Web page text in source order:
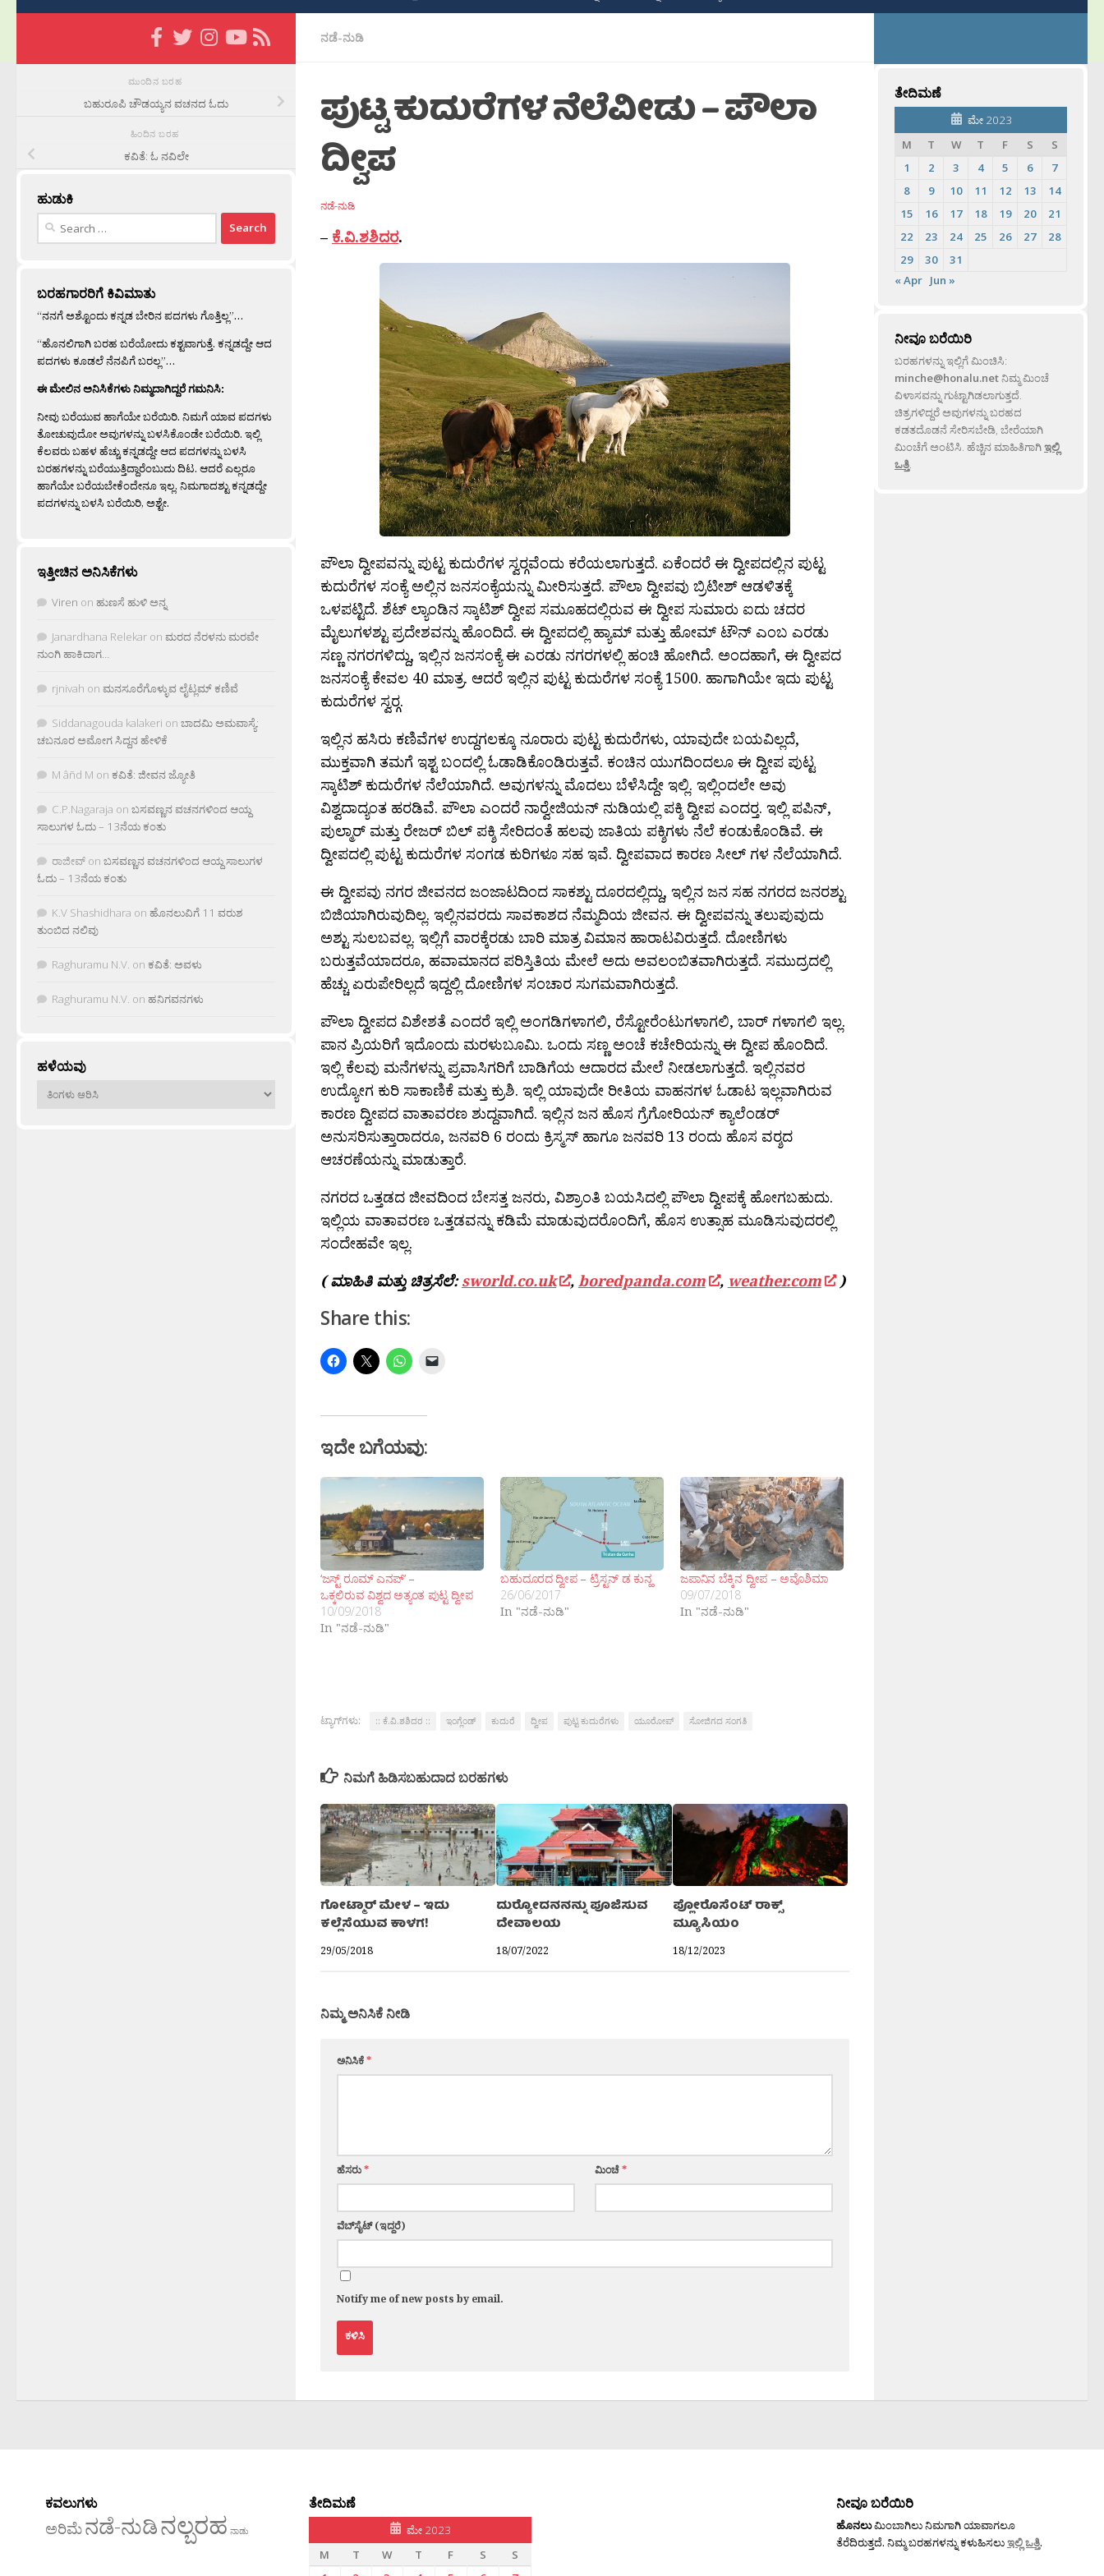
ನಡೆ-ನುಡಿ
ಪುಟ್ಟ ಕುದುರೆಗಳ ನೆಲೆವೀಡು – ಪೌಲಾ
ದ್ವೀಪ
ನಡೆ-ನುಡಿ
– ಕೆ.ವಿ.ಶಶಿದರ.
ಪೌಲಾ ದ್ವೀಪವನ್ನು ಪುಟ್ಟ ಕುದುರೆಗಳ ಸ್ವರ‍್ಗವೆಂದು ಕರೆಯಲಾಗುತ್ತದೆ. ಏಕೆಂದರೆ ಈ ದ್ವೀಪದಲ್ಲಿನ ಪುಟ್ಟ
ಕುದುರೆಗಳ ಸಂಕ್ಯೆ ಅಲ್ಲಿನ ಜನಸಂಕ್ಯೆಯನ್ನು ಮೀರಿಸುತ್ತದೆ. ಪೌಲಾ ದ್ವೀಪವು ಬ್ರಿಟೀಶ್ ಆಡಳಿತಕ್ಕೆ
ಒಳಪಟ್ಟಿದೆ. ಶೆಟ್ ಲ್ಯಾಂಡಿನ ಸ್ಕಾಟಿಶ್ ದ್ವೀಪ ಸಮೂಹದಲ್ಲಿರುವ ಈ ದ್ವೀಪ ಸುಮಾರು ಐದು ಚದರ
ಮೈಲುಗಳಶ್ಟು ಪ್ರದೇಶವನ್ನು ಹೊಂದಿದೆ. ಈ ದ್ವೀಪದಲ್ಲಿ ಹ್ಯಾಮ್ ಮತ್ತು ಹೋಮ್ ಟೌನ್ ಎಂಬ ಎರಡು
ಸಣ್ಣ ನಗರಗಳಿದ್ದು, ಇಲ್ಲಿನ ಜನಸಂಕ್ಯೆ ಈ ಎರಡು ನಗರಗಳಲ್ಲಿ ಹಂಚಿ ಹೋಗಿದೆ. ಅಂದಹಾಗೆ, ಈ ದ್ವೀಪದ
ಜನಸಂಕ್ಯೆ ಕೇವಲ 40 ಮಾತ್ರ. ಆದರೆ ಇಲ್ಲಿನ ಪುಟ್ಟ ಕುದುರೆಗಳ ಸಂಕ್ಯೆ 1500. ಹಾಗಾಗಿಯೇ ಇದು ಪುಟ್ಟ
ಕುದುರೆಗಳ ಸ್ವರ‍್ಗ.
ಇಲ್ಲಿನ ಹಸಿರು ಕಣಿವೆಗಳ ಉದ್ದಗಲಕ್ಕೂ ನೂರಾರು ಪುಟ್ಟ ಕುದುರೆಗಳು, ಯಾವುದೇ ಬಯವಿಲ್ಲದೆ,
ಮುಕ್ತವಾಗಿ ತಮಗೆ ಇಶ್ಟ ಬಂದಲ್ಲಿ ಓಡಾಡಿಕೊಂಡಿರುತ್ತವೆ. ಕಂಚಿನ ಯುಗದಿಂದಲೂ ಈ ದ್ವೀಪ ಪುಟ್ಟ
ಸ್ಕಾಟಿಶ್ ಕುದುರೆಗಳ ನೆಲೆಯಾಗಿದೆ. ಅವುಗಳನ್ನು ಮೊದಲು ಬೆಳೆಸಿದ್ದೇ ಇಲ್ಲಿ. ಇಲ್ಲಿಂದಲೇ ಅವು
ವಿಶ್ವದಾದ್ಯಂತ ಹರಡಿವೆ. ಪೌಲಾ ಎಂದರೆ ನಾರ‍್ವೇಜಿಯನ್ ನುಡಿಯಲ್ಲಿ ಪಕ್ಶಿ ದ್ವೀಪ ಎಂದರ‍್ತ. ಇಲ್ಲಿ ಪಪಿನ್,
ಪುಲ್ಮಾರ್ ಮತ್ತು ರೇಜರ್ ಬಿಲ್ ಪಕ್ಶಿ ಸೇರಿದಂತೆ ಹಲವು ಜಾತಿಯ ಪಕ್ಶಿಗಳು ನೆಲೆ ಕಂಡುಕೊಂಡಿವೆ. ಈ
ದ್ವೀಪದಲ್ಲಿ ಪುಟ್ಟ ಕುದುರೆಗಳ ಸಂಗಡ ಕುರಿಗಳೂ ಸಹ ಇವೆ. ದ್ವೀಪವಾದ ಕಾರಣ ಸೀಲ್ ಗಳ ನೆಲೆಯಾಗಿದೆ.
ಈ ದ್ವೀಪವು ನಗರ ಜೀವನದ ಜಂಜಾಟದಿಂದ ಸಾಕಶ್ಟು ದೂರದಲ್ಲಿದ್ದು, ಇಲ್ಲಿನ ಜನ ಸಹ ನಗರದ ಜನರಶ್ಟು
ಬಿಜಿಯಾಗಿರುವುದಿಲ್ಲ. ಇಲ್ಲಿನವರದು ಸಾವಕಾಶದ ನೆಮ್ಮದಿಯ ಜೀವನ. ಈ ದ್ವೀಪವನ್ನು ತಲುಪುವುದು
ಅಶ್ಟು ಸುಲಬವಲ್ಲ. ಇಲ್ಲಿಗೆ ವಾರಕ್ಕೆರಡು ಬಾರಿ ಮಾತ್ರ ವಿಮಾನ ಹಾರಾಟವಿರುತ್ತದೆ. ದೋಣಿಗಳು
ಬರುತ್ತವೆಯಾದರೂ, ಹವಾಮಾನದ ಪರಿಸ್ತಿತಿಯ ಮೇಲೆ ಅದು ಅವಲಂಬಿತವಾಗಿರುತ್ತದೆ. ಸಮುದ್ರದಲ್ಲಿ
ಹೆಚ್ಚು ಏರುಪೇರಿಲ್ಲದೆ ಇದ್ದಲ್ಲಿ ದೋಣಿಗಳ ಸಂಚಾರ ಸುಗಮವಾಗಿರುತ್ತದೆ.
ಪೌಲಾ ದ್ವೀಪದ ವಿಶೇಶತೆ ಎಂದರೆ ಇಲ್ಲಿ ಅಂಗಡಿಗಳಾಗಲಿ, ರೆಸ್ಟೋರೆಂಟುಗಳಾಗಲಿ, ಬಾರ್ ಗಳಾಗಲಿ ಇಲ್ಲ.
ಪಾನ ಪ್ರಿಯರಿಗೆ ಇದೊಂದು ಮರಳುಬೂಮಿ. ಒಂದು ಸಣ್ಣ ಅಂಚೆ ಕಚೇರಿಯನ್ನು ಈ ದ್ವೀಪ ಹೊಂದಿದೆ.
ಇಲ್ಲಿ ಕೆಲವು ಮನೆಗಳನ್ನು ಪ್ರವಾಸಿಗರಿಗೆ ಬಾಡಿಗೆಯ ಆದಾರದ ಮೇಲೆ ನೀಡಲಾಗುತ್ತದೆ. ಇಲ್ಲಿನವರ
ಉದ್ಯೋಗ ಕುರಿ ಸಾಕಾಣಿಕೆ ಮತ್ತು ಕ್ರುಶಿ. ಇಲ್ಲಿ ಯಾವುದೇ ರೀತಿಯ ವಾಹನಗಳ ಓಡಾಟ ಇಲ್ಲವಾಗಿರುವ
ಕಾರಣ ದ್ವೀಪದ ವಾತಾವರಣ ಶುದ್ದವಾಗಿದೆ. ಇಲ್ಲಿನ ಜನ ಹೊಸ ಗ್ರೆಗೋರಿಯನ್ ಕ್ಯಾಲೆಂಡರ್
ಅನುಸರಿಸುತ್ತಾರಾದರೂ, ಜನವರಿ 6 ರಂದು ಕ್ರಿಸ್ಮಸ್ ಹಾಗೂ ಜನವರಿ 13 ರಂದು ಹೊಸ ವರ‍್ಶದ
ಆಚರಣೆಯನ್ನು ಮಾಡುತ್ತಾರೆ.
ನಗರದ ಒತ್ತಡದ ಜೀವದಿಂದ ಬೇಸತ್ತ ಜನರು, ವಿಶ್ರಾಂತಿ ಬಯಸಿದಲ್ಲಿ ಪೌಲಾ ದ್ವೀಪಕ್ಕೆ ಹೋಗಬಹುದು.
ಇಲ್ಲಿಯ ವಾತಾವರಣ ಒತ್ತಡವನ್ನು ಕಡಿಮೆ ಮಾಡುವುದರೊಂದಿಗೆ, ಹೊಸ ಉತ್ಸಾಹ ಮೂಡಿಸುವುದರಲ್ಲಿ
ಸಂದೇಹವೇ ಇಲ್ಲ.
( ಮಾಹಿತಿ ಮತ್ತು ಚಿತ್ರಸೆಲೆ:sworld.co.uk , boredpanda.com , weather.com )
Share this:
ಇದೇ ಬಗೆಯವು:
‘ಜಸ್ಟ್ ರೂಮ್ ಎನಪ್’ –
ಒಕ್ಕಲಿರುವ ವಿಶ್ವದ ಅತ್ಯಂತ ಪುಟ್ಟ ದ್ವೀಪ
10/09/2018
In "ನಡೆ-ನುಡಿ"
ಬಹುದೂರದ ದ್ವೀಪ – ಟ್ರಿಸ್ಟನ್ ಡ ಕುನ್ಹ
26/06/2017
In "ನಡೆ-ನುಡಿ"
ಜಪಾನಿನ ಬೆಕ್ಕಿನ ದ್ವೀಪ – ಅವೊಶಿಮಾ
09/07/2018
In "ನಡೆ-ನುಡಿ"
ಟ್ಯಾಗ್‌ಗಳು: :: ಕೆ.ವಿ.ಶಶಿದರ :: ಇಂಗ್ಲೆಂಡ್ ಕುದುರೆ ದ್ವೀಪ ಪುಟ್ಟ ಕುದುರೆಗಳು ಯೂರೋಪ್ ಸೋಜಿಗದ ಸಂಗತಿ
ನಿಮಗೆ ಹಿಡಿಸಬಹುದಾದ ಬರಹಗಳು
ಗೋಟ್ಮಾರ್ ಮೇಳ – ಇದು
ಕಲ್ಲೆಸೆಯುವ ಕಾಳಗ!
29/05/2018
ದುರ‍್ಯೋದನನನ್ನು ಪೂಜಿಸುವ
ದೇವಾಲಯ
18/07/2022
ಪ್ಲೋರೊಸೆಂಟ್ ರಾಕ್ಸ್
ಮ್ಯೂಸಿಯಂ
18/12/2023
ನಿಮ್ಮ ಅನಿಸಿಕೆ ನೀಡಿ
ಅನಿಸಿಕೆ*
ಹೆಸರು* ಮಿಂಚೆ*
ವೆಬ್‌ಸೈಟ್ (ಇದ್ದರೆ)
Notify me of new posts by email.
ಮುಂದಿನ ಬರಹ
ಬಹುರೂಪಿ ಚೌಡಯ್ಯನ ವಚನದ ಓದು
ಹಿಂದಿನ ಬರಹ
ಕವಿತೆ: ಓ ನವಿಲೇ
ಹುಡುಕಿ
Search
ಬರಹಗಾರರಿಗೆ ಕಿವಿಮಾತು
“ನನಗೆ ಅಶ್ಟೊಂದು ಕನ್ನಡ ಬೇರಿನ ಪದಗಳು ಗೊತ್ತಿಲ್ಲ”…
“ಹೊನಲಿಗಾಗಿ ಬರಹ ಬರೆಯೋದು ಕಶ್ಟವಾಗುತ್ತೆ. ಕನ್ನಡದ್ದೇ ಆದ
ಪದಗಳು ಕೂಡಲೆ ನೆನಪಿಗೆ ಬರಲ್ಲ”…
ಈ ಮೇಲಿನ ಅನಿಸಿಕೆಗಳು ನಿಮ್ಮದಾಗಿದ್ದರೆ ಗಮನಿಸಿ:
ನೀವು ಬರೆಯುವ ಹಾಗೆಯೇ ಬರೆಯಿರಿ. ನಿಮಗೆ ಯಾವ ಪದಗಳು
ತೋಚುವುದೋ ಅವುಗಳನ್ನು ಬಳಸಿಕೊಂಡೇ ಬರೆಯಿರಿ. ಇಲ್ಲಿ
ಕೆಲವರು ಬಹಳ ಹೆಚ್ಚು ಕನ್ನಡದ್ದೇ ಆದ ಪದಗಳನ್ನು ಬಳಸಿ
ಬರಹಗಳನ್ನು ಬರೆಯುತ್ತಿದ್ದಾರೆಂಬುದು ದಿಟ. ಆದರೆ ಎಲ್ಲರೂ
ಹಾಗೆಯೇ ಬರೆಯಬೇಕೆಂದೇನೂ ಇಲ್ಲ. ನಿಮಗಾದಶ್ಟು ಕನ್ನಡದ್ದೇ
ಪದಗಳನ್ನು ಬಳಸಿ ಬರೆಯಿರಿ, ಅಶ್ಟೇ.
ಇತ್ತೀಚಿನ ಅನಿಸಿಕೆಗಳು
Viren on ಹುಣಸೆ ಹುಳಿ ಅನ್ನ
Janardhana Relekar on ಮರದ ನೆರಳನು ಮರವೇ
ನುಂಗಿ ಹಾಕಿದಾಗ…
rjnivah on ಮನಸೂರೆಗೊಳ್ಳುವ ಲೈಟ್ಲಮ್ ಕಣಿವೆ
Siddanagouda kalakeri on ಬಾದಮಿ ಅಮವಾಸ್ಯೆ:
ಚಬನೂರ ಅಮೋಗ ಸಿದ್ದನ ಹೇಳಿಕೆ
M âñd M on ಕವಿತೆ: ಜೀವನ ಜ್ಯೋತಿ
C.P.Nagaraja on ಬಸವಣ್ಣನ ವಚನಗಳಿಂದ ಆಯ್ದ
ಸಾಲುಗಳ ಓದು – 13ನೆಯ ಕಂತು
ರಾಜೀವ್ on ಬಸವಣ್ಣನ ವಚನಗಳಿಂದ ಆಯ್ದ ಸಾಲುಗಳ
ಓದು – 13ನೆಯ ಕಂತು
K.V Shashidhara on ಹೊನಲುವಿಗೆ 11 ವರುಶ
ತುಂಬಿದ ನಲಿವು
Raghuramu N.V. on ಕವಿತೆ: ಅವಳು
Raghuramu N.V. on ಹನಿಗವನಗಳು
ಹಳೆಯವು
ಹಳೆಯವು
ತೇದಿಮಣೆ
ಮೇ 2023
M
T W T F S
S
1
2 3 4 5 6
7
8
9 10 11 12 13
14
15
16 17 18 19 20
21
22
23 24 25 26 27
28
29
30
31
« Apr Jun »
ನೀವೂ ಬರೆಯಿರಿ
ಬರಹಗಳನ್ನು ಇಲ್ಲಿಗೆ ಮಿಂಚಿಸಿ:
minche@honalu.netನಿಮ್ಮ ಮಿಂಚೆ
ವಿಳಾಸವನ್ನು ಗುಟ್ಟಾಗಿಡಲಾಗುತ್ತದೆ.
ಚಿತ್ರಗಳಿದ್ದರೆ ಅವುಗಳನ್ನು ಬರಹದ
ಕಡತದೊಡನೆ ಸೇರಿಸಬೇಡಿ, ಬೇರೆಯಾಗಿ
ಮಿಂಚೆಗೆ ಅಂಟಿಸಿ. ಹೆಚ್ಚಿನ ಮಾಹಿತಿಗಾಗಿಇಲ್ಲಿ
ಒತ್ತಿ.
ಕವಲುಗಳು
ಅರಿಮೆನಡೆ-ನುಡಿನಲ್ಬರಹ ನಾಡು
ತೇದಿಮಣೆ
ಮೇ 2023
M
T W T F S
S
ನೀವೂ ಬರೆಯಿರಿ
ಹೊನಲುಮಿಂಬಾಗಿಲು ನಿಮಗಾಗಿ ಯಾವಾಗಲೂ
ತೆರೆದಿರುತ್ತದೆ. ನಿಮ್ಮ ಬರಹಗಳನ್ನು ಕಳುಹಿಸಲುಇಲ್ಲಿ ಒತ್ತಿ.